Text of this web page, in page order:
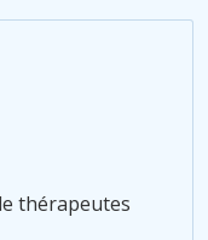
thérapeutes